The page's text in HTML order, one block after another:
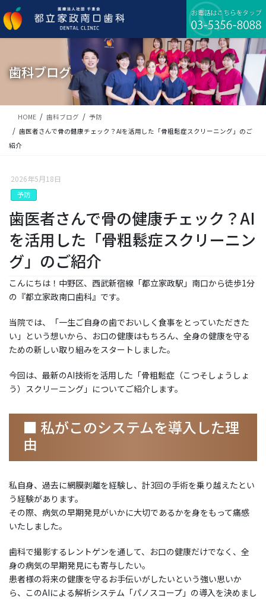
ン
テ
ビ
ゲ
移
歯科ブログ
HOME 歯科ブログ
予防
歯医者さんで骨の健康チェック？AIを活用した「骨粗鬆症スクリーニング」のご
紹介
2026年5月18日
予防
歯医者さんで骨の健康チェック？AI
を活用した「骨粗鬆症スクリーニン
グ」のご紹介
こんにちは！中野区、西武新宿線「都立家政駅」南口から徒歩1分
の『都立家政南口歯科』です。
当院では、「一生ご自身の歯でおいしく食事をとっていただきた
い」という想いから、お口の健康はもちろん、全身の健康を守る
ための新しい取り組みをスタートしました。
今回は、最新のAI技術を活用した「骨粗鬆症（こつそしょうしょ
う）スクリーニング」についてご紹介します。
■ 私がこのシステムを導入した理
由
私自身、過去に網膜剥離を経験し、計3回の手術を乗り越えたとい
う経験があります。
その際、病気の早期発見がいかに大切であるかを身をもって痛感
いたしました。
歯科で撮影するレントゲンを通して、お口の健康だけでなく、全
身の病気の早期発見にも寄与したい。
患者様の将来の健康を守るお手伝いがしたいという強い思いか
ら、このAIによる解析システム「パノスコープ」の導入を決めまし